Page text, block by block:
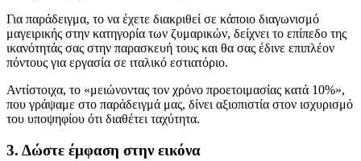
Για παράδειγμα, το να έχετε διακριθεί σε κάποιο διαγωνισμό
μαγειρικής στην κατηγορία των ζυμαρικών, δείχνει το επίπεδο της
ικανότητάς σας στην παρασκευή τους και θα σας έδινε επιπλέον
πόντους για εργασία σε ιταλικό εστιατόριο.
Αντίστοιχα, το «μειώνοντας τον χρόνο προετοιμασίας κατά 10%»,
που γράψαμε στο παράδειγμά μας, δίνει αξιοπιστία στον ισχυρισμό
του υποψηφίου ότι διαθέτει ταχύτητα.
3. Δώστε έμφαση στην εικόνα